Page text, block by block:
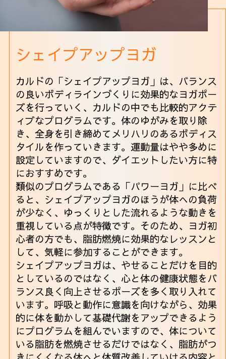
シェイプアップヨガ
カルドの「シェイプアップヨガ」は、バランス
の良いボディラインづくりに効果的なヨガポー
ズを行っていく、カルドの中でも比較的アクテ
ィブなプログラムです。体のゆがみを取り除
き、全身を引き締めてメリハリのあるボディス
タイルを作っていきます。運動量はやや多めに
設定していますので、ダイエットしたい方に特
におすすめです。
類似のプログラムである「パワーヨガ」に比べ
ると、シェイプアップヨガのほうが体への負荷
が少なく、ゆっくりとした流れるような動きを
重視している点が特徴です。そのため、ヨガ初
心者の方でも、脂肪燃焼に効果的なレッスンと
して、気軽に参加することができます。
シェイプアップヨガは、やせることだけを目的
としているのではなく、心と体の健康状態をバ
ランス良く向上させるポーズを多く取り入れて
います。呼吸と動作に意識を向けながら、効果
的に体を動かして基礎代謝をアップできるよう
にプログラムを組んでいますので、体について
いる脂肪を燃焼させるだけではなく、脂肪がつ